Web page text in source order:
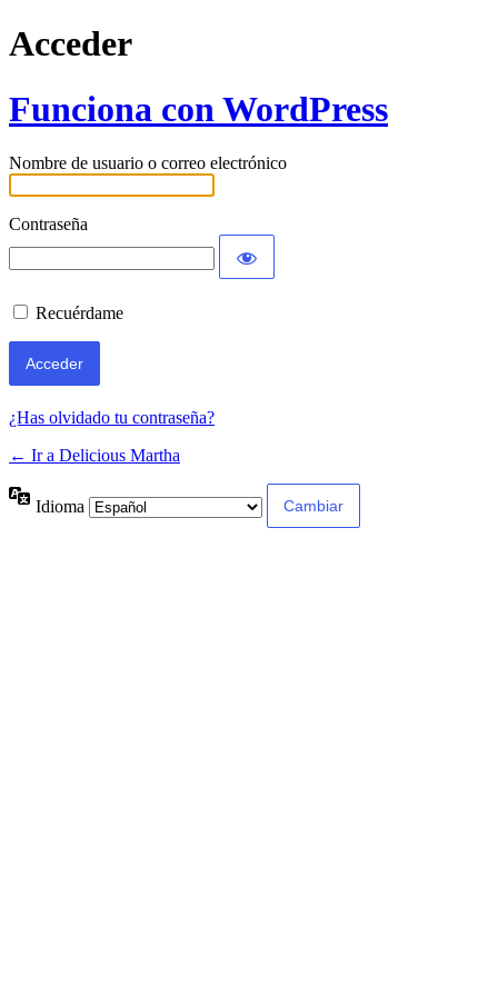
Acceder
Funciona con WordPress
Nombre de usuario o correo electrónico
Contraseña
Recuérdame
¿Has olvidado tu contraseña?
← Ir a Delicious Martha
Idioma